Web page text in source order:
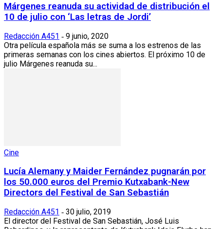
Márgenes reanuda su actividad de distribución el
10 de julio con ‘Las letras de Jordi’
Redacción A451 - 9 junio, 2020
Otra película española más se suma a los estrenos de las
primeras semanas con los cines abiertos. El próximo 10 de
julio Márgenes reanuda su...
Cine
Lucía Alemany y Maider Fernández pugnarán por
los 50.000 euros del Premio Kutxabank-New
Directors del Festival de San Sebastián
Redacción A451 - 30 julio, 2019
El director del Festival de San Sebastián, José Luis